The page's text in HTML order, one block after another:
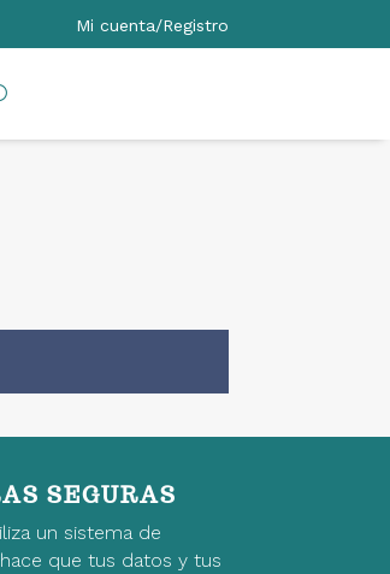
Mi cuenta/Registro
SEGURAS
un sistema de
que tus datos y tus